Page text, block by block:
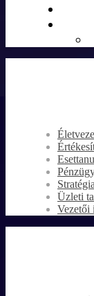
Stratégia
Üzleti
Vezetői